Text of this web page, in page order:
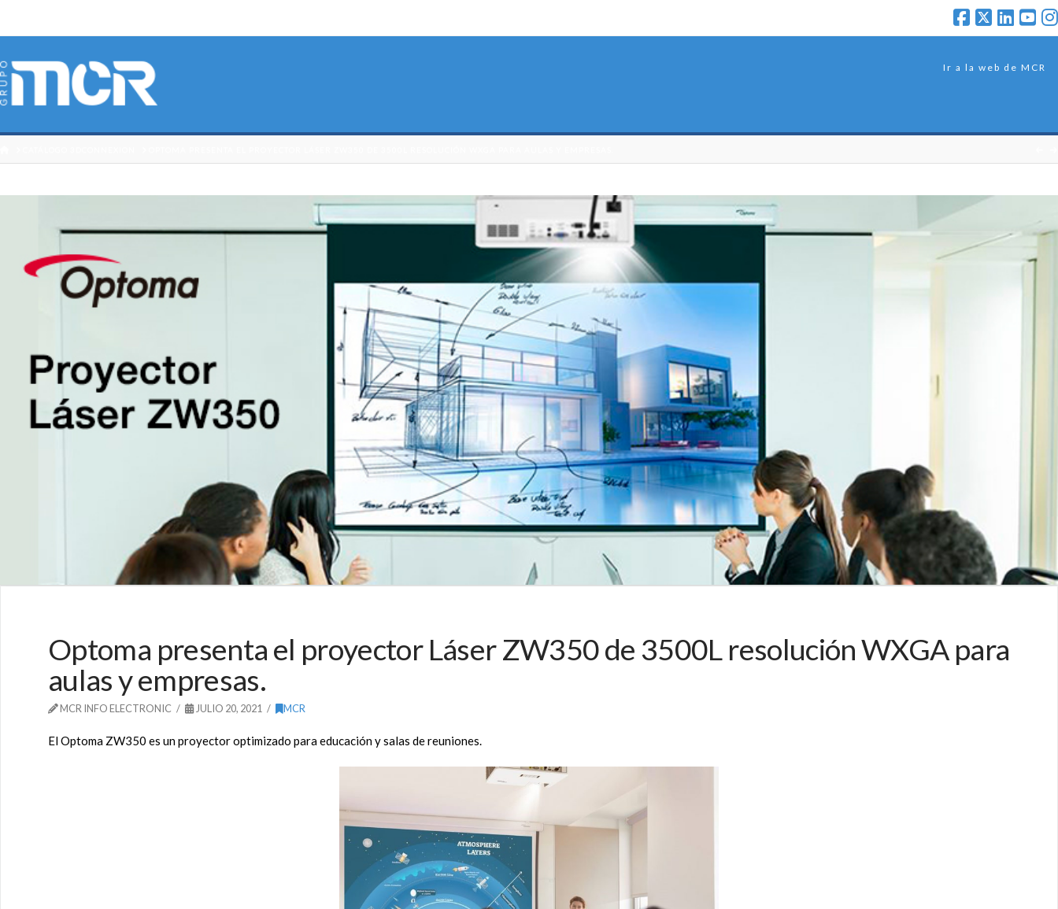
Ir a la web de MCR
Optoma presenta el proyector Láser ZW350 de 3500L resolución WXGA para
aulas y empresas.
MCR INFO ELECTRONIC JULIO 20, 2021 MCR
El Optoma ZW350 es un proyector optimizado para educación y salas de reuniones.